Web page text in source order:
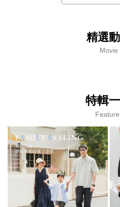
精選
Movie
特輯